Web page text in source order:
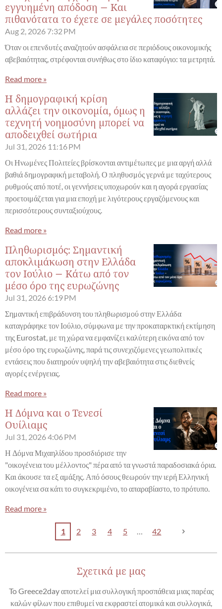
εγγυημένη απόδοση – Και
πιθανότατα το έχετε σε μεγάλες ποσότητες
Aug 2, 2026 7:32 PM
Όταν οι επενδυτές αναζητούν ασφάλεια σε περιόδους οικονομικής
αβεβαιότητας, στρέφονται συνήθως στο ίδιο καταφύγιο: τα μετρητά.
Read more »
Η δημογραφική κρίση
αλλάζει την οικονομία, όμως η
τεχνητή νοημοσύνη μπορεί να
αποδειχθεί σωτήρια
Jul 31, 2026 11:16 PM
Οι Ηνωμένες Πολιτείες βρίσκονται αντιμέτωπες με μια αργή αλλά
βαθιά δημογραφική μεταβολή. Ο πληθυσμός γερνά με ταχύτερους
ρυθμούς από ποτέ, οι γεννήσεις υποχωρούν και η αγορά εργασίας
προετοιμάζεται για μια εποχή με λιγότερους εργαζόμενους και
περισσότερους συνταξιούχους.
Read more »
Πληθωρισμός: Σημαντική
αποκλιμάκωση στην Ελλάδα
τον Ιούλιο – Κάτω από τον
μέσο όρο της ευρωζώνης
Jul 31, 2026 6:19 PM
Σημαντική επιβράδυνση του πληθωρισμού στην Ελλάδα
καταγράφηκε τον Ιούλιο, σύμφωνα με την προκαταρκτική εκτίμηση
της Eurostat, με τη χώρα να εμφανίζει καλύτερη εικόνα από τον
μέσο όρο της ευρωζώνης, παρά τις συνεχιζόμενες γεωπολιτικές
εντάσεις που διατηρούν υψηλή την αβεβαιότητα στις διεθνείς
αγορές ενέργειας.
Read more »
Η Δόμνα και ο Τενεσί
Ουίλιαμς
Jul 31, 20264:06 PM
Η Δόμνα Μιχαηλίδου προσδιόρισε την
"οικογένεια του μέλλοντος" πέρα από τα γνωστά παραδοσιακά όρια.
Και άκουσε τα εξ αμάξης. Από όσους θεωρούν την ιερή Ελληνική
οικογένεια σα κάτι το συγκεκριμένο, το απαραβίαστο, το πρότυπο.
Read more »
1 2 3 4 5 42
Σχετικά με μας
To Greece2day αποτελεί μια συλλογική προσπάθεια μιας παρέας
καλών φίλων που επιθυμεί να εκφραστεί ατομικά και συλλογικά,